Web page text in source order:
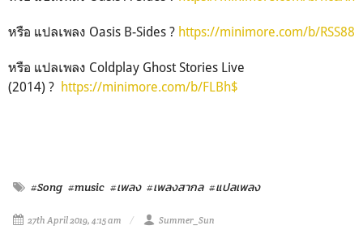
หรือ แปลเพลง Oasis B-Sides ? https://minimore.com/b/RSS88
หรือ แปลเพลง Coldplay Ghost Stories Live
(2014) ? https://minimore.com/b/FLBh$
#Song #music #เพลง #เพลงสากล #แปลเพลง
27th April 2019, 4:15 am Summer_Sun